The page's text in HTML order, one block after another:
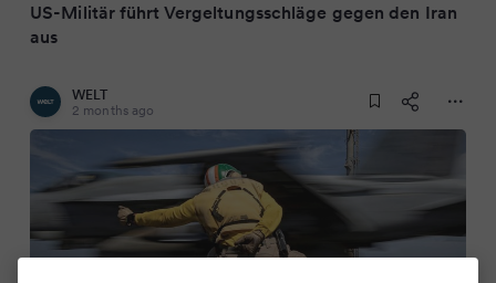
US-Militär führt Vergeltungsschläge gegen den Iran
aus
WELT
2 months ago